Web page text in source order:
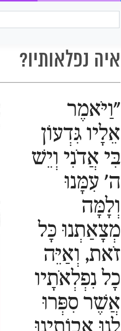
חיפוש:
כיתה יב
איה נפלאותיו?
"וַיֹּאמֶר
אֵלָיו גִּדְעוֹן
בִּי אֲדֹנִי וְיֵשׁ
ה' עִמָּנוּ
וְלָמָּה
מְצָאַתְנוּ כָּל
זֹאת, וְאַיֵּה
כָל נִפְלְאֹתָיו
אֲשֶׁר סִפְּרוּ